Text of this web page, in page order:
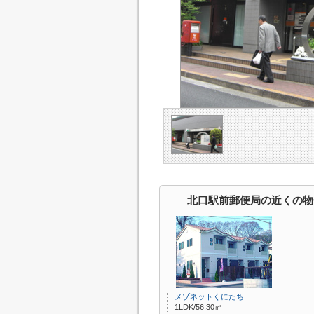
北口駅前郵便局の近くの
メゾネットくにたち
1LDK/56.30㎡